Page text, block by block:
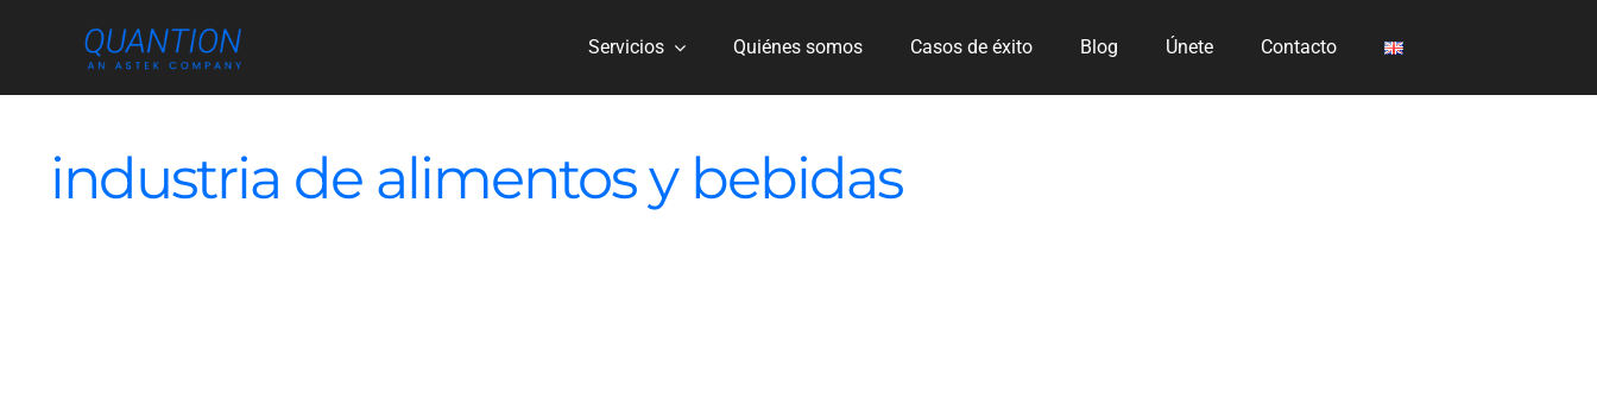
content
Servicios Quiénes somos Casos de éxito Blog Únete Contacto
industria de alimentos y bebidas